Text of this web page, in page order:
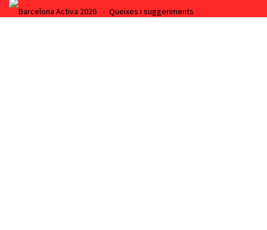
Barcelona Activa 2026 • Queixes i suggeriments